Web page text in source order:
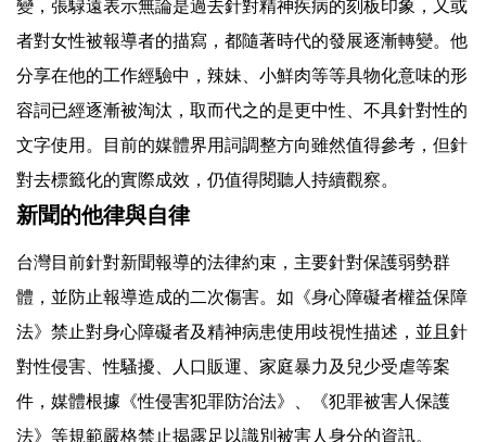
變，張騄遠表示無論是過去針對精神疾病的刻板印象，又或
者對女性被報導者的描寫，都隨著時代的發展逐漸轉變。他
分享在他的工作經驗中，辣妹、小鮮肉等等具物化意味的形
容詞已經逐漸被淘汰，取而代之的是更中性、不具針對性的
文字使用。目前的媒體界用詞調整方向雖然值得參考，但針
對去標籤化的實際成效，仍值得閱聽人持續觀察。
新聞的他律與自律
台灣目前針對新聞報導的法律約束，主要針對保護弱勢群
體，並防止報導造成的二次傷害。如《身心障礙者權益保障
法》禁止對身心障礙者及精神病患使用歧視性描述，並且針
對性侵害、性騷擾、人口販運、家庭暴力及兒少受虐等案
件，媒體根據《性侵害犯罪防治法》、《犯罪被害人保護
法》等規範嚴格禁止揭露足以識別被害人身分的資訊。